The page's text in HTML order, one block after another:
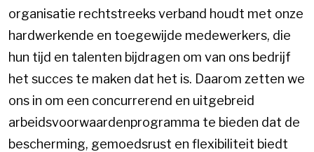
organisatie rechtstreeks verband houdt met onze
hardwerkende en toegewijde medewerkers, die
hun tijd en talenten bijdragen om van ons bedrijf
het succes te maken dat het is. Daarom zetten we
ons in om een concurrerend en uitgebreid
arbeidsvoorwaardenprogramma te bieden dat de
bescherming, gemoedsrust en flexibiliteit biedt